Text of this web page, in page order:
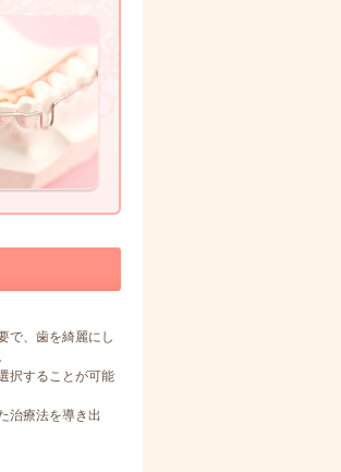
で、歯を綺麗にし
択することが可能
治療法を導き出